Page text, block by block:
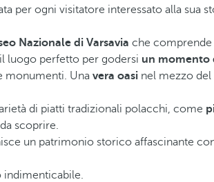
per ogni visitatore interessato alla sua
Nazionale di Varsavia che comprende
luogo perfetto per godersi un momento
monumenti. Una vera oasi nel mezzo
di piatti tradizionali polacchi, come
scoprire.
un patrimonio storico affascinante
indimenticabile.